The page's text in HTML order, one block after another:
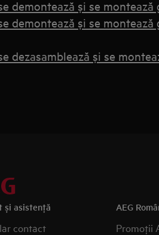
demontează și se
demontează și se
dezasamblează și se
și asistenţă
contact
AEG
Promoţii